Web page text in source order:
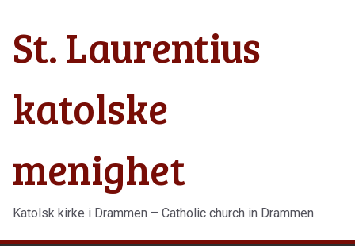
innholdet
St. Laurentius
katolske
menighet
Katolsk kirke i Drammen – Catholic church in Drammen